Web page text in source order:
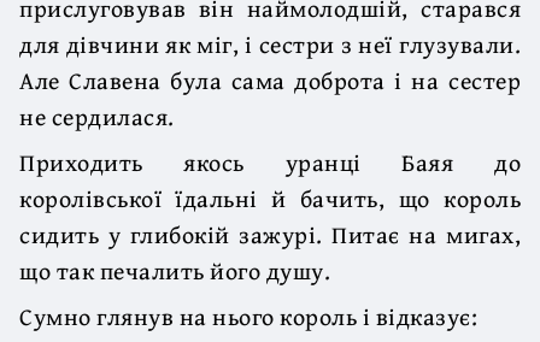
прислуговував він наймолодшій, старався
для дівчини як міг, і сестри з неї глузували.
Але Славена була сама доброта і на сестер
не сердилася.
Приходить якось уранці Баяя до
королівської їдальні й бачить, що король
сидить у глибокій зажурі. Питає на мигах,
що так печалить його душу.
Сумно глянув на нього король і відказує: